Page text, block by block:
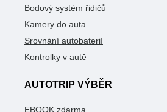
Bodový systém řidičů
Kamery do auta
Srovnání autobaterií
Kontrolky v autě
AUTOTRIP VÝBĚR
EBOOK zdarma